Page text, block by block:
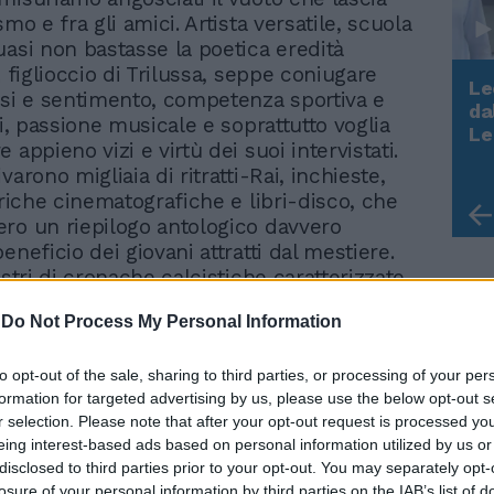
Do Not Process My Personal Information
opt-out of the sale, sharing to third parties, or processing of your
for targeted advertising by us, please use the below opt-out
selection. Please note that after your opt-out request is processed
interest-based ads based on personal information utilized by us
to third parties prior to your opt-out. You may separately
e fra gli amici. Artista versatile, scuola
non bastasse la poetica eredità
figlioccio di Trilussa, seppe coniugare
e sentimento, competenza sportiva e
passione musicale e soprattutto voglia
appieno vizi e virtù dei suoi intervistati.
migliaia di ritratti-Rai, inchieste,
cinematografiche e libri-disco, che
un riepilogo antologico davvero
dei giovani attratti dal mestiere.
di cronache calcistiche caratterizzate
Carosio ad Ameri, da Ferretti a
irripetibili e propedeutiche ai
giovanili. Valente violinista e bravo anche
il maestro Ciotti preferiva ricordare i
semiprofessionistici nell'illusorio
E si piccava d'essere stato allievo
Rudy Giuliani a Come States?
Trump, Meloni e la strategia
americana